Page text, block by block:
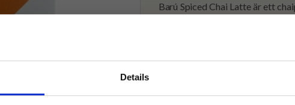
Details
Barú Spiced Chai Latte är ett
ingefära och kanel. Blandas med